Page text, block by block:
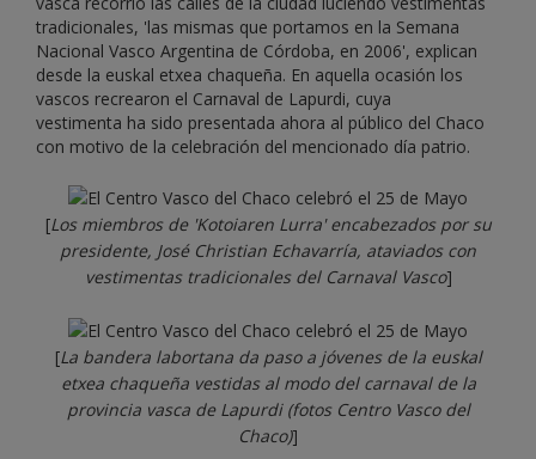
tradicionales, 'las mismas que portamos en la Semana
Nacional Vasco Argentina de Córdoba, en 2006', explican
desde la euskal etxea chaqueña. En aquella ocasión los
vascos recrearon el Carnaval de Lapurdi, cuya
vestimenta ha sido presentada ahora al público del Chaco
con motivo de la celebración del mencionado día patrio.
[Los miembros de 'Kotoiaren Lurra' encabezados por su
presidente, José Christian Echavarría, ataviados con
vestimentas tradicionales del Carnaval Vasco]
[La bandera labortana da paso a jóvenes de la euskal
etxea chaqueña vestidas al modo del carnaval de la
provincia vasca de Lapurdi (fotos Centro Vasco del
Chaco)]